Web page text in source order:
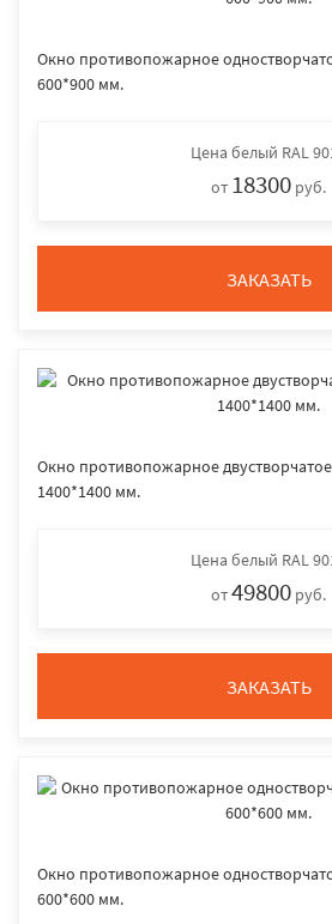
Окно противопожарное
600*900 мм.
Цена белый RAL
от 18300 руб.
ЗАКАЗАТЬ
Окно противопожарное
1400*1400 мм.
Цена белый RAL
от49800 руб.
ЗАКАЗАТЬ
Окно противопожарное
600*600 мм.